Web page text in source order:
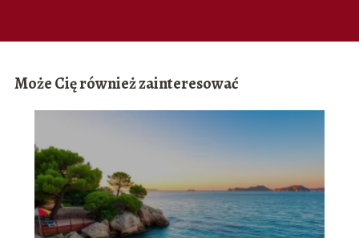
Może Cię również zainteresować